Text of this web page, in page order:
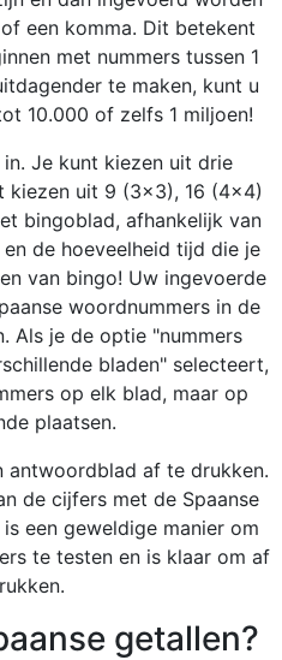
een komma. Dit betekent
met nummers tussen 1
te maken, kunt u
10.000 of zelfs 1 miljoen!
Je kunt kiezen uit drie
kiezen uit 9 (3x3), 16 (4x4)
bingoblad, afhankelijk van
de hoeveelheid tijd die je
van bingo! Uw ingevoerde
woordnummers in de
Als je de optie "nummers
bladen" selecteert,
op elk blad, maar op
plaatsen.
antwoordblad af te drukken.
de cijfers met de Spaanse
een geweldige manier om
te testen en is klaar om af
getallen?